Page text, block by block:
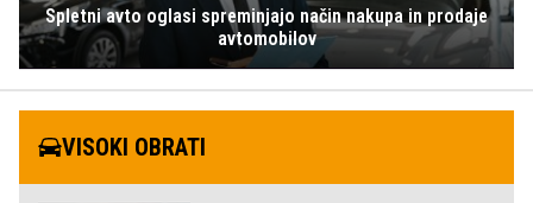
Spletni avto oglasi spreminjajo način nakupa in prodaje
avtomobilov
VISOKI OBRATI